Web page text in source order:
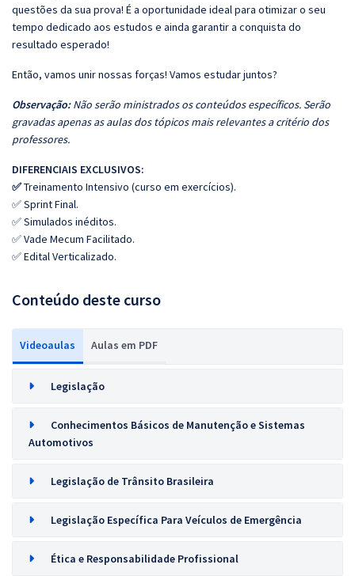
questões da sua prova! É a oportunidade ideal para otimizar o seu
tempo dedicado aos estudos e ainda garantir a conquista do
resultado esperado!
Então, vamos unir nossas forças! Vamos estudar juntos?
Observação:Não serão ministrados os conteúdos específicos. Serão
gravadas apenas as aulas dos tópicos mais relevantes a critério dos
professores.
DIFERENCIAIS EXCLUSIVOS:
✅Treinamento Intensivo (curso em exercícios).
✅ Sprint Final.
✅ Simulados inéditos.
✅ Vade Mecum Facilitado.
✅ Edital Verticalizado.
Conteúdo deste curso
Videoaulas Aulas em PDF
Legislação
Conhecimentos Básicos de Manutenção e Sistemas
Automotivos
Legislação de Trânsito Brasileira
Legislação Específica Para Veículos de Emergência
Ética e Responsabilidade Profissional